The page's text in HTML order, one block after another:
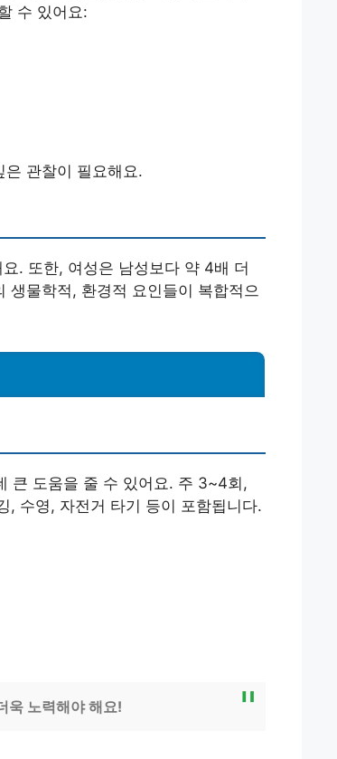
수 있어요:
관찰이 필요해요.
. 또한, 여성은 남성보다 약 4배 더
생물학적, 환경적 요인들이 복합적으
큰 도움을 줄 수 있어요. 주 3~4회,
, 수영, 자전거 타기 등이 포함됩니다.
욱 노력해야 해요!